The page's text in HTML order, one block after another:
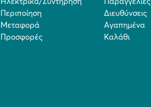
Περιποίηση
Μεταφορά
Προσφορές
Διευθύνσεις
Αγαπημένα
Καλάθι